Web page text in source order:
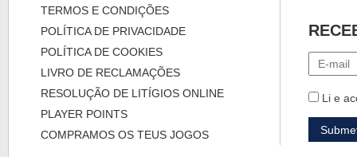
TERMOS E CONDIÇÕES
POLÍTICA DE PRIVACIDADE
POLÍTICA DE COOKIES
LIVRO DE RECLAMAÇÕES
RESOLUÇÃO DE LITÍGIOS ONLINE
PLAYER POINTS
COMPRAMOS OS TEUS JOGOS
Li e